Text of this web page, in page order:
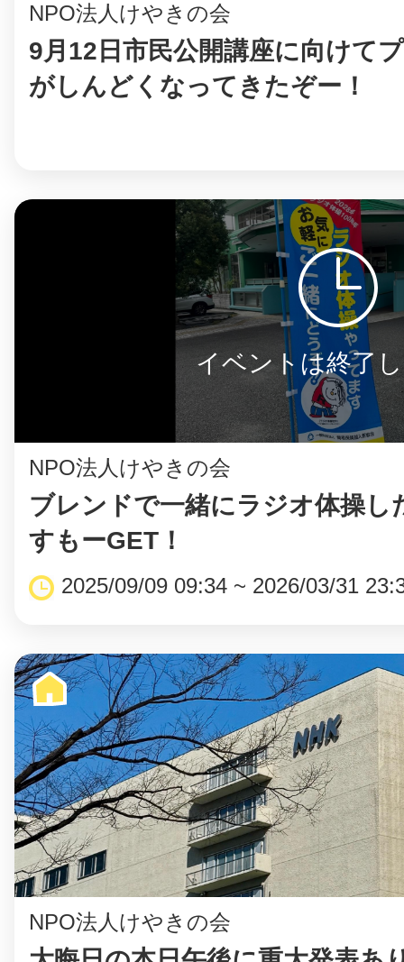
NPO法人けやきの会
9月12日市民公開講座に向けて
がしんどくなってきたぞー！
イベントは終了
NPO法人けやきの会
ブレンドで一緒にラジオ体操し
すもーGET！
2025/09/09 09:34 ~ 2026/03/31
NPO法人けやきの会